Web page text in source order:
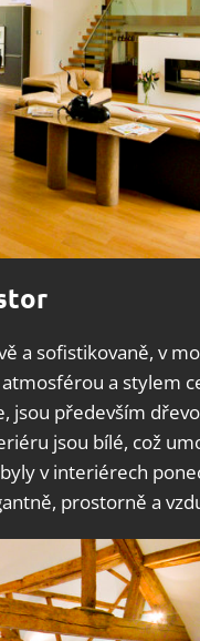
a sofistikovaně, v
a stylem
především
jsou bílé, což
v interiérech
prostorně a